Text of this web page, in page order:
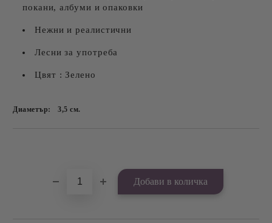
покани, албуми и опаковки
Нежни и реалистични
Лесни за употреба
Цвят : Зелено
Диаметър: 3,5см.